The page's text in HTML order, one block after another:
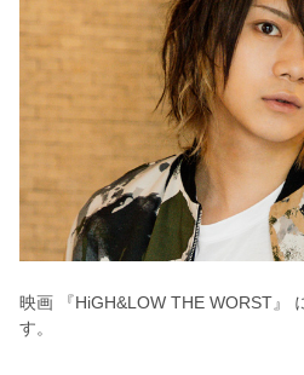
映画 『HiGH&LOW THE WORST』
す。